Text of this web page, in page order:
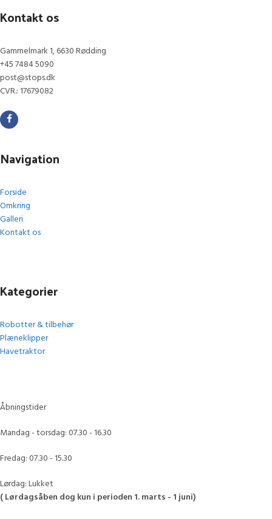
Kontakt os
Gammelmark 1, 6630 Rødding
+45 7484 5090
post@stops.dk
CVR.: 17679082
Navigation
Forside
Omkring
Galleri
Kontakt os
Kategorier
Robotter & tilbehør
Plæneklipper
Havetraktor
Åbningstider
Mandag - torsdag: 07.30 - 16.30
Fredag: 07.30 - 15.30
Lørdag: Lukket
( Lørdagsåben dog kun i perioden 1. marts - 1 juni)